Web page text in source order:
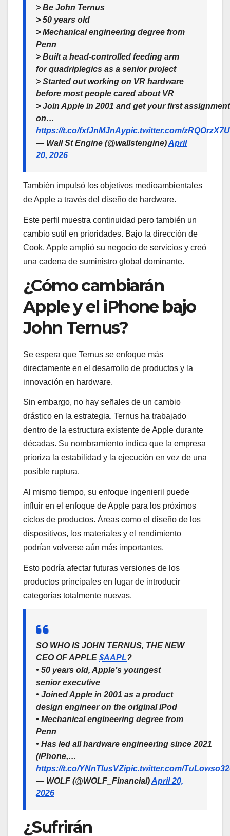
> Be John Ternus
> 50 years old
> Mechanical engineering degree from
Penn
> Built a head-controlled feeding arm
for quadriplegics as a senior project
> Started out working on VR hardware
before most people cared about VR
> Join Apple in 2001 and get your first assignment
on…
https://t.co/fxfJnMJnAypic.twitter.com/
— Wall St Engine (@wallstengine)April
20, 2026
También impulsó los objetivos medioambientales
de Apple a través del diseño de hardware.
Este perfil muestra continuidad pero también un
cambio sutil en prioridades. Bajo la dirección de
Cook, Apple amplió su negocio de servicios y creó
una cadena de suministro global dominante.
¿Cómo cambiarán
Apple y el iPhone bajo
John Ternus?
Se espera que Ternus se enfoque más
directamente en el desarrollo de productos y la
innovación en hardware.
Sin embargo, no hay señales de un cambio
drástico en la estrategia. Ternus ha trabajado
dentro de la estructura existente de Apple durante
décadas. Su nombramiento indica que la empresa
prioriza la estabilidad y la ejecución en vez de una
posible ruptura.
Al mismo tiempo, su enfoque ingenieril puede
influir en el enfoque de Apple para los próximos
ciclos de productos. Áreas como el diseño de los
dispositivos, los materiales y el rendimiento
podrían volverse aún más importantes.
Esto podría afectar futuras versiones de los
productos principales en lugar de introducir
categorías totalmente nuevas.
SO WHO IS JOHN TERNUS, THE NEW
CEO OF APPLE $AAPL?
• 50 years old, Apple’s youngest
senior executive
• Joined Apple in 2001 as a product
design engineer on the original iPod
• Mechanical engineering degree from
Penn
• Has led all hardware engineering since 2021
(iPhone,…
https://t.co/YNnTlusVZipic.twitter.com/
— WOLF (@WOLF_Financial)April 20,
2026
¿Sufrirán